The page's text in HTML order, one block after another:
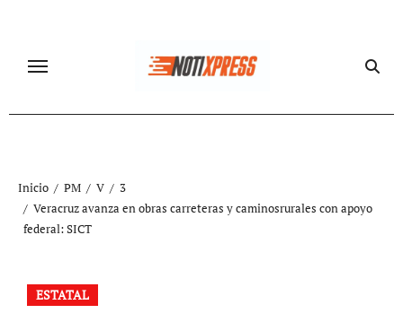
contenido
Inicio PM V
3
Veracruz avanza en obras carreteras y caminosrurales con apoyo
federal: SICT
ESTATAL